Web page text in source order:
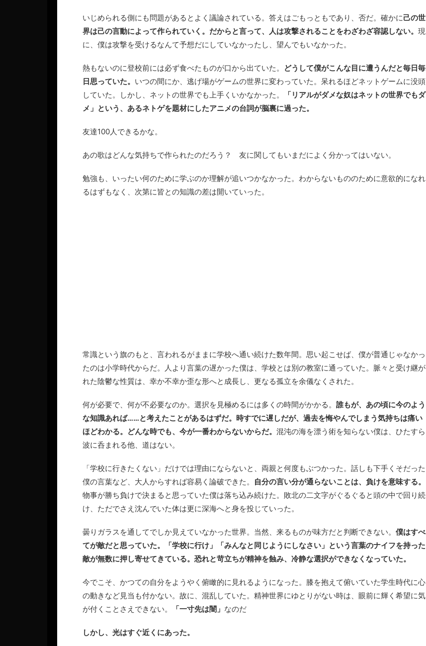
いじめられる側にも問題があるとよく議論されている。答えはごもっともであり、否だ。確かに己の世
界は己の言動によって作られていく。だからと言って、人は攻撃されることをわざわざ容認しない。 現
に、僕は攻撃を受けるなんて予想だにしていなかったし、望んでもいなかった。
熱もないのに登校前には必ず食べたものが口から出ていた。
どうして僕がこんな目に遭うんだと毎日毎
日思っていた。 いつの間にか、逃げ場がゲームの世界に変わっていた。呆れるほどネットゲームに没頭
していた。しかし、ネットの世界でも上手くいかなかった。
「リアルがダメな奴はネットの世界でもダ
メ」という、あるネトゲを題材にしたアニメの台詞が脳裏に過った。
友達100人できるかな。
あの歌はどんな気持ちで作られたのだろう？ 友に関してもいまだによく分かってはいない。
勉強も、いったい何のために学ぶのか理解が追いつかなかった。わからないもののために意欲的になれ
るはずもなく、次第に皆との知識の差は開いていった。
常識という旗のもと、言われるがままに学校へ通い続けた数年間。思い起こせば、僕が普通じゃなかっ
たのは小学時代からだ。人より言葉の遅かった僕は、学校とは別の教室に通っていた。脈々と受け継が
れた陰鬱な性質は、幸か不幸か歪な形へと成長し、更なる孤立を余儀なくされた。
何が必要で、何が不必要なのか。選択を見極めるには多くの時間がかかる。 誰もが、あの頃に今のよう
な知識あれば……と考えたことがあるはずだ。時すでに遅しだが、過去を悔やんでしまう気持ちは痛い
ほどわかる。どんな時でも、今が一番わからないからだ。 混沌の海を漂う術を知らない僕は、ひたすら
波に呑まれる他、道はない。
「学校に行きたくない」だけでは理由にならないと、両親と何度もぶつかった。話しも下手くそだった
僕の言葉など、大人からすれば容易く論破できた。
自分の言い分が通らないことは、負けを意味する。
物事が勝ち負けで決まると思っていた僕は落ち込み続けた。敗北の二文字がぐるぐると頭の中で回り続
け、ただでさえ沈んでいた体は更に深海へと身を投じていった。
曇りガラスを通してでしか見えていなかった世界。当然、来るものが味方だと判断できない。 僕はすべ
てが敵だと思っていた。「学校に行け」「みんなと同じようにしなさい」という言葉のナイフを持った
敵が無数に押し寄せてきている。恐れと苛立ちが精神を蝕み、冷静な選択ができなくなっていた。
今でこそ、かつての自分をようやく俯瞰的に見れるようになった。膝を抱えて俯いていた学生時代に心
の動きなど見当も付かない。故に、混乱していた。精神世界にゆとりがない時は、眼前に輝く希望に気
が付くことさえできない。
「一寸先は闇」 なのだ
しかし、光はすぐ近くにあった。